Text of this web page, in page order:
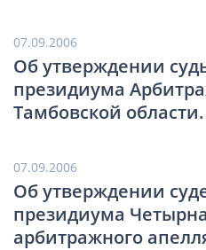
07.09.2006
Об утверждении
президиума
Тамбовской области.
07.09.2006
Об утверждении
президиума
арбитражного